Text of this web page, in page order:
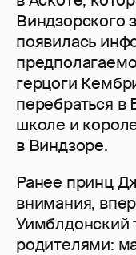
появилась
герцоги
перебраться
школе и
в Виндзоре.
Ранее принц
внимания,
Уимблдонский
родителями: